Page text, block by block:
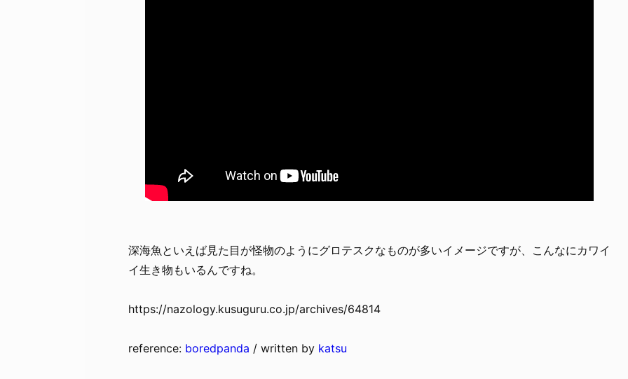
深海魚といえば見た目が怪物のようにグロテスクなものが多いイメージですが、こんなにカワイ
イ生き物もいるんですね。
https://nazology.kusuguru.co.jp/archives/64814
reference: boredpanda / written by katsu